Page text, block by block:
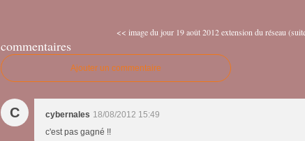
<< image du jour 19 août 2012extension du réseau
commentaires
Ajouter un commentaire
C cybernales 18/08/2012 15:49
c'est pas gagné !!